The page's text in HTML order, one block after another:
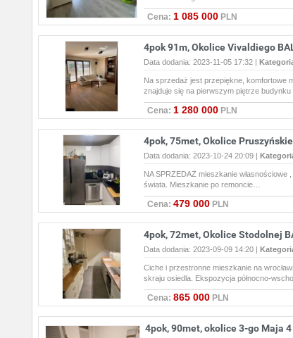
Cena: 1 085 000PLN
4pok 91m, Okolice Vivaldiego
Data dodania: 2023-11-05 17:32 |
Na sprzedaż jest przepiękne, komfortowe
znajduje się na pierwszym piętrze budynku
Cena: 1 280 000PLN
4pok, 75met, Okolice
Data dodania: 2023-10-24 20:09 |
NA SPRZEDAŻ mieszkanie własnościowe
świata. Mieszkanie po remoncie…
Cena: 479 000PLN
4pok, 72met, Okolice Stodolnej
Data dodania: 2023-09-09 14:20 |
Ciche i przestronne mieszkanie na
skraju osiedla. Ekspozycja północno-
Cena: 865 000PLN
4pok, 90met, okolice 3-go Maja 4